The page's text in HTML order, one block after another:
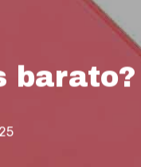
barato?